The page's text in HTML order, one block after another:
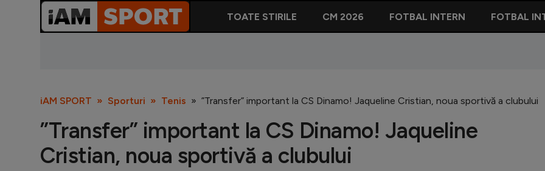
TOATE STIRILE CM 2026 FOTBAL INTERN FOTBAL
iAM SPORT Sporturi Tenis ”Transfer” important la CS Dinamo! Jaqueline Cristian, noua sportivă a clubului
”Transfer” important la CS Dinamo! Jaqueline
Cristian, noua sportivă a clubului